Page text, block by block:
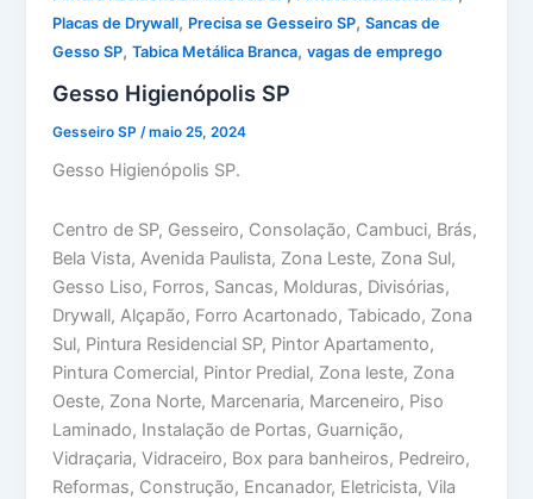
Placas de Drywall, Precisa se Gesseiro SP,Sancas de
Gesso SP,Tabica Metálica Branca,vagas de emprego
Gesso Higienópolis SP
Gesseiro SP /maio 25, 2024
Gesso Higienópolis SP.
Centro de SP, Gesseiro, Consolação, Cambuci, Brás,
Bela Vista, Avenida Paulista, Zona Leste, Zona Sul,
Gesso Liso, Forros, Sancas, Molduras, Divisórias,
Drywall, Alçapão, Forro Acartonado, Tabicado, Zona
Sul, Pintura Residencial SP, Pintor Apartamento,
Pintura Comercial, Pintor Predial, Zona leste, Zona
Oeste, Zona Norte, Marcenaria, Marceneiro, Piso
Laminado, Instalação de Portas, Guarnição,
Vidraçaria, Vidraceiro, Box para banheiros, Pedreiro,
Reformas, Construção, Encanador, Eletricista, Vila